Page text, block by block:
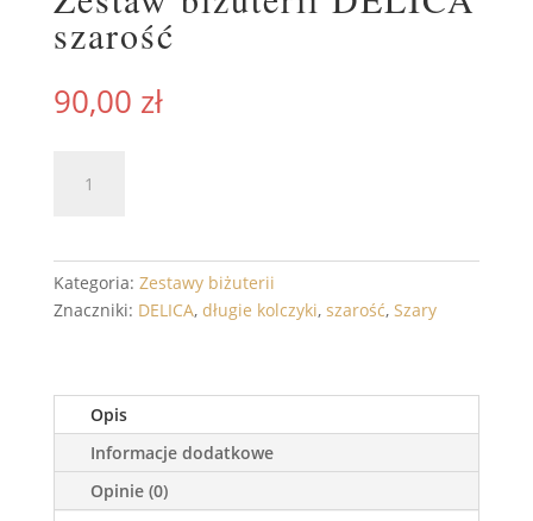
szarość
90,00 zł
Zestaw
szarość
Kategoria: Zestawy biżuterii
Znaczniki: DELICA, długie kolczyki, szarość, Szary
Opis
Informacje dodatkowe
Opinie (0)